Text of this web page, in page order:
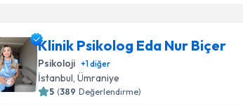
Klinik Psikolog Eda Nur Biçer
Psikoloji +1diğer
İstanbul, Ümraniye
5 (389 Değerlendirme)